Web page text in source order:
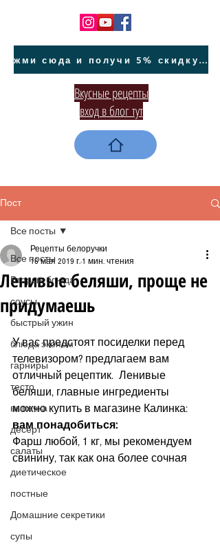
жми сюда и получи 5% скидку на покупку авто на Кипре и автообслуживание
Вкусные рецепты
вход в блог тут
Пост
Все посты
Вторые блюда
соусы
быстрый ужин
блюда эконом
гарниры
тесто
выпечка
десерт
салаты
диетическое
постные
Домашние секретики
супы
Все посты
Ленивые беляши, проще не
придумаешь
Рецепты белоручки
16 мая 2019 г. 1 мин. чтения
У вас предстоят посиделки перед
телевизором? предлагаем вам
отличный рецептик.  Ленивые
беляши, главные ингредиенты
можно купить в магазине Калинка:
вам понадобиться:
Фарш любой, 1 кг, мы рекомендуем
свинину, так как она более сочная